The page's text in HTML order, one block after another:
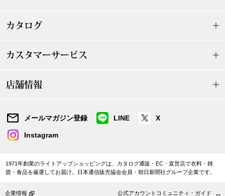
ランド
集
ア
おすすめブラ
カタログ
カスタマーサービス
店舗情報
メールマガジン登録 LINE X
Instagram
1971年創業のライトアップショッピングは、カタログ通販・EC・直営店で衣料・雑
貨・食品を厳選してお届け。日本通信販売協会会員・朝日新聞社グループ企業です。
企業情報 公式アカウントコミュニティ・ガイド